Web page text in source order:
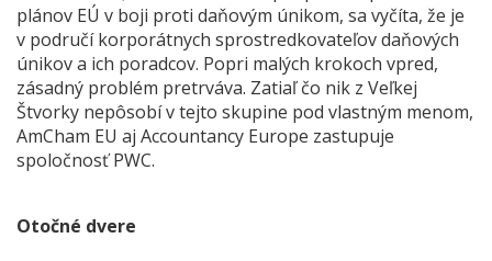
plánov EÚ v boji proti daňovým únikom, sa vyčíta, že je
v područí korporátnych sprostredkovateľov daňových
únikov a ich poradcov. Popri malých krokoch vpred,
zásadný problém pretrváva. Zatiaľ čo nik z Veľkej
Štvorky nepôsobí v tejto skupine pod vlastným menom,
AmCham EU aj Accountancy Europe zastupuje
spoločnosť PWC.
Otočné dvere